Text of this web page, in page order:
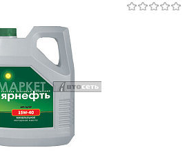
В наличии